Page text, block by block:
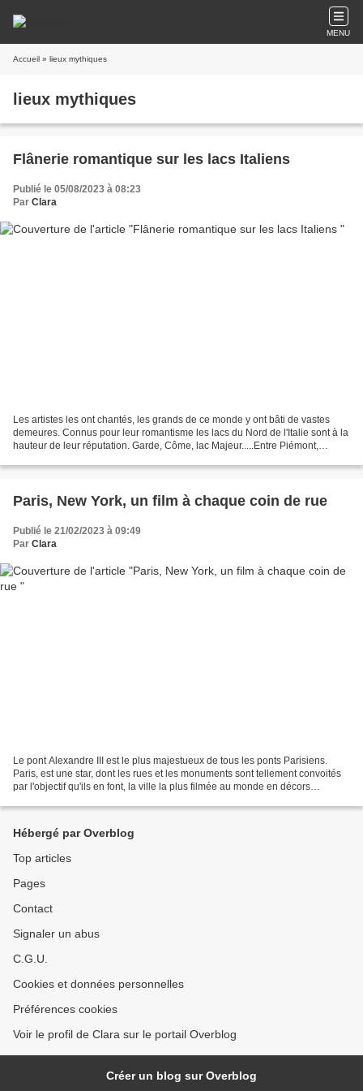
MENU
Accueil » lieux mythiques
lieux mythiques
Flânerie romantique sur les lacs Italiens
Publié le 05/08/2023 à 08:23
Par Clara
Les artistes les ont chantés, les grands de ce monde y ont bâti de vastes
demeures. Connus pour leur romantisme les lacs du Nord de l'Italie sont à la
hauteur de leur réputation. Garde, Côme, lac Majeur.....Entre Piémont,
Paris, New York, un film à chaque coin de rue
Publié le 21/02/2023 à 09:49
Par Clara
Le pont Alexandre III est le plus majestueux de tous les ponts Parisiens.
Paris, est une star, dont les rues et les monuments sont tellement convoités
par l'objectif qu'ils en font, la ville la plus filmée au monde en décors
Hébergé par Overblog
Top articles
Pages
Contact
Signaler un abus
C.G.U.
Cookies et données personnelles
Préférences cookies
Voir le profil de Clara sur le portail Overblog
Créer un blog sur Overblog